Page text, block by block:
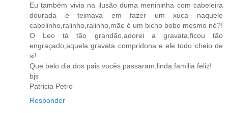
Eu também vivia na ilusão duma menininha com cabeleira
dourada e teimava em fazer um xuca naquele
cabelinho,ralinho,ralinho,mãe é um bicho bobo mesmo né?!
O Leo tá tão grandão,adorei a gravata,ficou tão
engraçado,aquela gravata compridona e ele todo cheio de
si!
Que belo dia dos pais vocês passaram,linda familia feliz!
bjs
Patricia Petro
Responder